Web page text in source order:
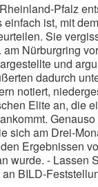
Pfalz
ist, mit
Sie
Nürburgring
und
dadurch
notiert,
Elite an, die
sich am Drei-
Ergebnissen
wurde. - Lassen
BILD-